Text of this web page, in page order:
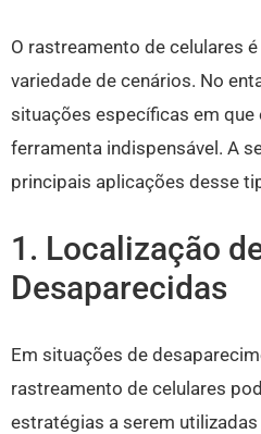
O rastreamento de celulares
variedade de cenários. No
situações específicas em que
ferramenta indispensável. A
principais aplicações desse
1. Localização
Desaparecidas
Em situações de
rastreamento de celulares
estratégias a serem